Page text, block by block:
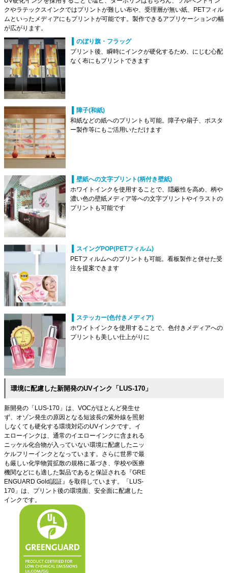
クやラテックスインクではプリントが難しい布や、受理層が無い紙、PETフィル
ムといったメディアにもプリントが可能です。製作できるアプリケーションの幅
が広がります。
のぼり旗・フラッグ
プリント後、瞬時にインクが硬化するため、にじむ心配
なく布にもプリントできます
障子(和紙)
和紙などの紙へのプリントも可能。障子や扇子、ポスタ
ー製作等にもご活用いただけます
壁紙への文字プリント(柄付き壁紙)
ホワイトインクを使用することで、隠蔽性を高め、柄や
濃い色の壁紙メディア等への文字プリントやイラストの
プリントも可能です
スイングPOP(PETフィルム)
PETフィルムへのプリントも可能。看板製作と併せた受
注を提案できます
ステッカー(色付きメディア)
ホワイトインクを使用することで、色付きメディアへの
プリントも美しい仕上がりに
環境に配慮した新開発のUVインク「LUS-170」
新開発の「LUS-170」は、VOCがほとんど発生せ
ず、オゾン発生の原因となる短波長の紫外線を照射
しなくても硬化する環境対応のUVインクです。イ
エローインクは、通常のイエローインクに含まれる
ニッケル化合物が入っていない環境に配慮したニッ
ケルフリーインクとなっています。さらに世界で最
も厳しい化学物質拡散の規格に基づき、学校や医療
機関などにも適した製品であると保証される『GRE
ENGUARD Gold認証』を取得しています。「LUS-
170」は、プリント後の環境面、安全面に配慮した
インクです。